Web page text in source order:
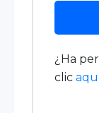
¿Ha
clic